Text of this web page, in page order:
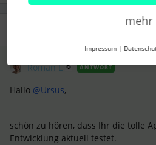
Roman L ANTWORT
Hallo ​ @Ursus,
schön zu hören, dass Ihr die tolle
Entwicklung aktuell testet.
mehr
Impressum |